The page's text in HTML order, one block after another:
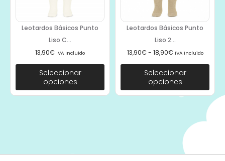
Leotardos Básicos Punto
Liso C...
13,90€ IVA Incluido
Seleccionar
opciones
Leotardos Básicos Punto
Liso 2...
13,90€ - 18,90€ IVA Incluido
Seleccionar
opciones